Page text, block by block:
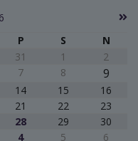
P S
N
31 1
2
7 8 9
14 15
16
21 22
23
28 29
30
4 5 6